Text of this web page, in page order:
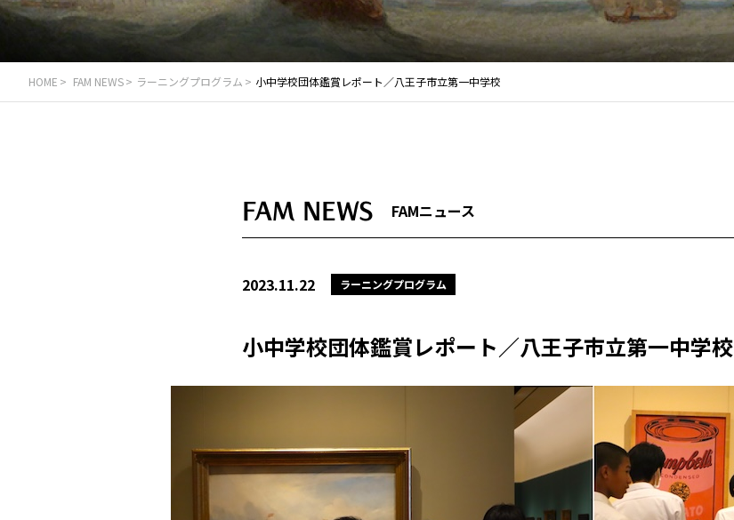
HOME FAM NEWS ラーニングプログラム 小中学校団体鑑賞レポート／八王子市立第一中学校
FAM NEWS FAMニュース
2023.11.22 ラーニングプログラム
小中学校団体鑑賞レポート／八王子市立第一中学校